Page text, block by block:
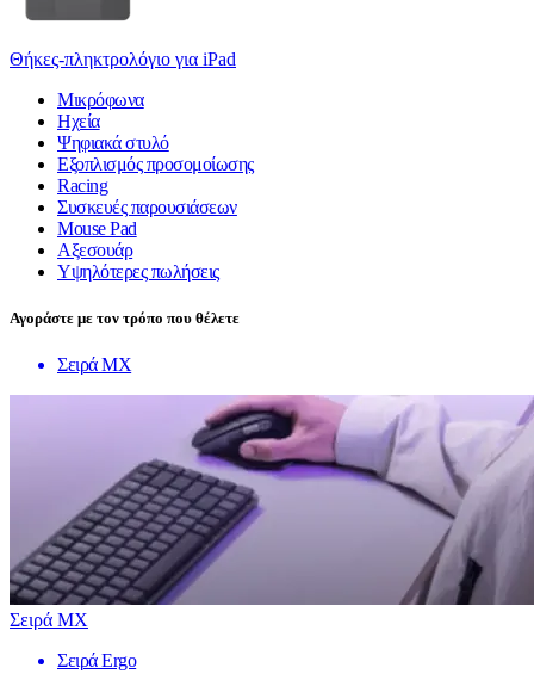
Θήκες-πληκτρολόγιο για iPad
Μικρόφωνα
Ηχεία
Ψηφιακά στυλό
Εξοπλισμός προσομοίωσης
Racing
Συσκευές παρουσιάσεων
Mouse Pad
Αξεσουάρ
Υψηλότερες πωλήσεις
Αγοράστε με τον τρόπο που θέλετε
Σειρά MX
Σειρά MX
Σειρά Ergo